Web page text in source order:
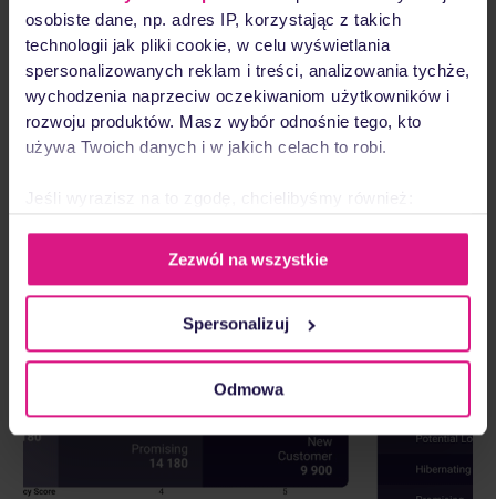
osobiste dane, np. adres IP, korzystając z takich
technologii jak pliki cookie, w celu wyświetlania
spersonalizowanych reklam i treści, analizowania tychże,
wychodzenia naprzeciw oczekiwaniom użytkowników i
rozwoju produktów. Masz wybór odnośnie tego, kto
używa Twoich danych i w jakich celach to robi.
Jeśli wyrazisz na to zgodę, chcielibyśmy również:
Gromadzić dane dotyczące Twojej lokalizacji
geograficznej z dokładnością nawet do kilku metrów
(fingerprinting, czyli wirtualny odcisk palca)
Dowiedz się więcej odnośnie tego, jak Twoje osobiste
dane są przetwarzane oraz ustaw własne preferencje w
sekcji szczegółów. W Deklaracji plików cookie możesz
zmienić lub wycofać swoją zgodę w dowolnej chwili.
Wykorzystujemy pliki cookie do spersonalizowania treści
Zezwól na wszystkie
Spersonalizuj
Odmowa
częstotliwość i wartość ich
dotychczasowych zakupów.
Przetestuj bezpłatnie!